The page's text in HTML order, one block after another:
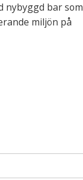
nybyggd bar som
miljön på